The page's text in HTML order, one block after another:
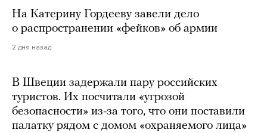
На Катерину Гордееву завели дело
о распространении «фейков» об армии
2 дня назад
В Швеции задержали пару российских
туристов. Их посчитали «угрозой
безопасности» из-за того, что они поставили
палатку рядом с домом «охраняемого лица»